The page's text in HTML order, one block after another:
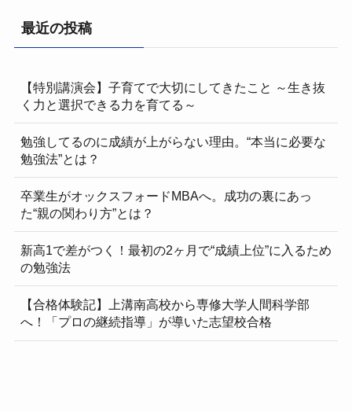
イ
ブ
最近の投稿
【特別講演会】子育てで大切にしてきたこと ～生き抜
く力と選択できる力を育てる～
勉強してるのに成績が上がらない理由。“本当に必要な
勉強法”とは？
卒業生がオックスフォードMBAへ。成功の裏にあっ
た“親の関わり方”とは？
新高1で差がつく！最初の2ヶ月で“成績上位”に入るため
の勉強法
【合格体験記】上溝南高校から専修大学人間科学部
へ！「プロの継続指導」が導いた志望校合格